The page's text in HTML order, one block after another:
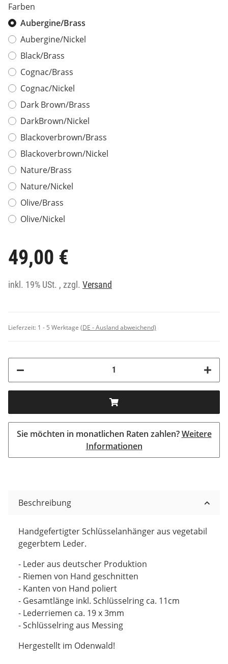
Farben
Aubergine/Brass
Aubergine/Nickel
Black/Brass
Cognac/Brass
Cognac/Nickel
Dark Brown/Brass
DarkBrown/Nickel
Blackoverbrown/Brass
Blackoverbrown/Nickel
Nature/Brass
Nature/Nickel
Olive/Brass
Olive/Nickel
49,00 €
inkl. 19% USt. , zzgl. Versand
Lieferzeit: 1 - 5 Werktage (DE - Ausland abweichend)
Sie möchten in monatlichen Raten zahlen?Weitere
Informationen
Beschreibung
Handgefertigter Schlüsselanhänger aus vegetabil
gegerbtem Leder.
- Leder aus deutscher Produktion
- Riemen von Hand geschnitten
- Kanten von Hand poliert
- Gesamtlänge inkl. Schlüsselring ca. 11cm
- Lederriemen ca. 19 x 3mm
- Schlüsselring aus Messing
Hergestellt im Odenwald!